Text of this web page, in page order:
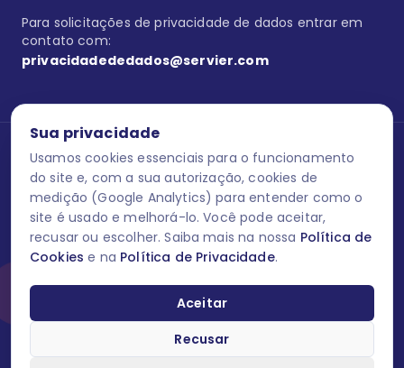
Sua privacidade
Usamos cookies essenciais para o funcionamento
do site e, com a sua autorização, cookies de
medição (Google Analytics) para entender como o
site é usado e melhorá-lo. Você pode aceitar,
recusar ou escolher. Saiba mais na nossa Política de
Cookies e na Política de Privacidade.
Aceitar
Recusar
Para solicitações de privacidade de dados entrar em
contato com:
privacidadededados@servier.com
Se estiver no programa semprecuidando, comunique aquiuma
reação adversa com os produtos Servier. Este site contém
informações para o público leigo e para os profissionais de saúde
do Brasil habilitados a prescrever medicamentos. M-AS ONE-BR-
202606-00013 / Agosto 2026.
O laboratório Servier do Brasil respeita os seus dados! Caso deseje
dados pessoais você pode fazê-lo a qualquer momento entrando
em contato através do site www.semprecuidando.com.br na opção
fale conosco.